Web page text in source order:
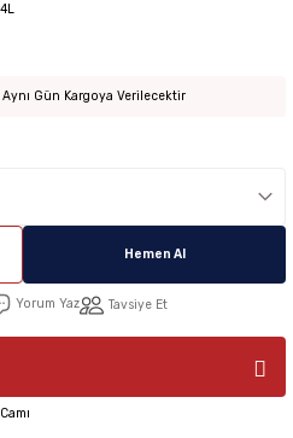
Gün Kargoya Verilecektir
Hemen Al
Yorum Yaz Tavsiye Et